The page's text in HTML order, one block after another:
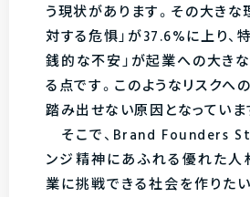
う現状があります。その大きな
対する危惧」が37.6%に上り、
銭的な不安」が起業への大き
る点です。このようなリスクへ
踏み出せない原因となっていま
そこで、Brand Founders
ンジ精神にあふれる優れた人
業に挑戦できる社会を作りた